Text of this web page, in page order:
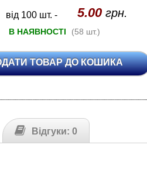
від 100 шт. - 5.00грн.
В НАЯВНОСТІ (58 шт.)
ТОВАР ДО КОШИКА
Відгуки: 0